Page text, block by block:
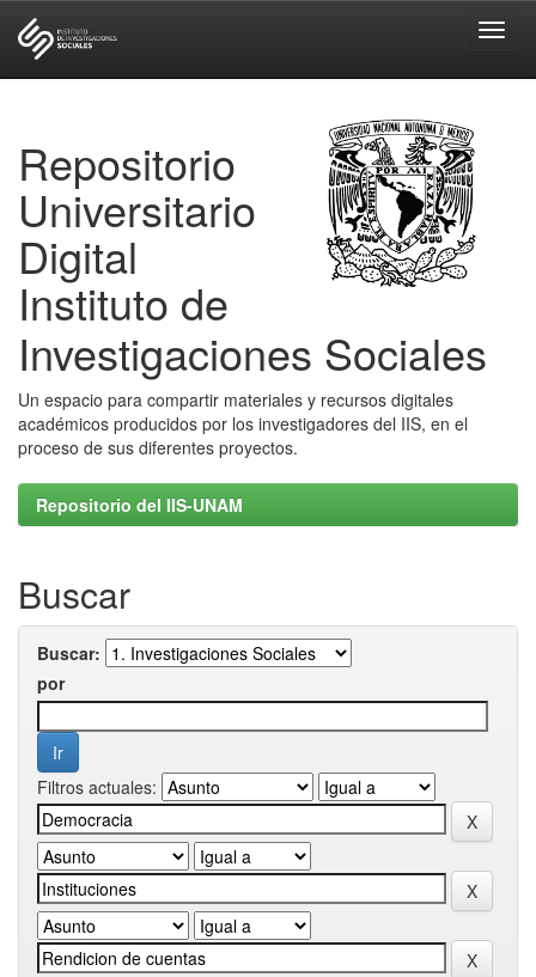
Repositorio
Universitario
Digital
Instituto de
Investigaciones Sociales
Un espacio para compartir materiales y recursos digitales
académicos producidos por los investigadores del IIS, en el
proceso de sus diferentes proyectos.
Repositorio del IIS-UNAM
Buscar
Buscar:
por
Filtros actuales: